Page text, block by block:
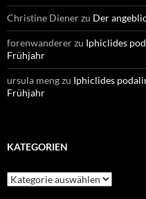
Christine Dienerzu Der
forenwandererzu Iphiclides
Frühjahr
ursula mengzu Iphiclides
Frühjahr
KATEGORIEN
Kategorien